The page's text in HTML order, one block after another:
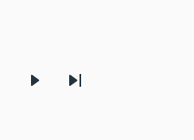
Letzte